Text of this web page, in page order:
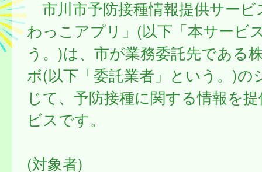
市川市予防接種情報提供サービ
わっこアプリ」(以下「本サービ
う。)は、市が業務委託先である
ボ(以下「委託業者」という。)の
じて、予防接種に関する情報を
ビスです。
(対象者)